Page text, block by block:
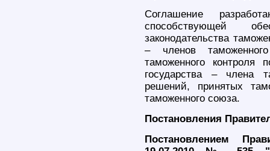
Соглашение
способствующей
законодательства
– членов
таможенного контроля
государства – члена
решений, принятых
таможенного союза.
Постановления
Постановлением